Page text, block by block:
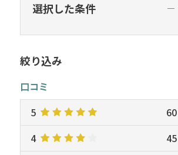
検査キット
当
選択した条件 ―
絞り込み
口コミ
5
60
4
45